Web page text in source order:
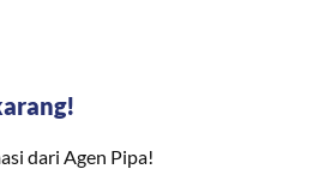
dari Agen Pipa!